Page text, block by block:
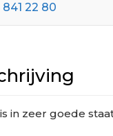
841 22 80
in zeer goede